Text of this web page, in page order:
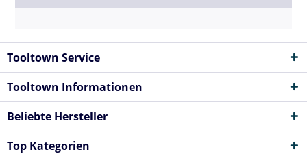
Tooltown Service
Tooltown Informationen
Beliebte Hersteller
Top Kategorien